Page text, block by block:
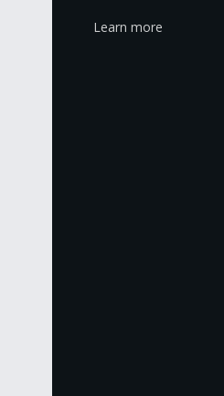
Learn more